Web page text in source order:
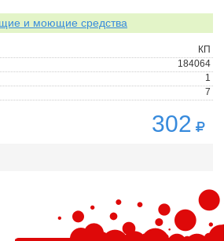
и моющие средства
КП
184064
1
7
302